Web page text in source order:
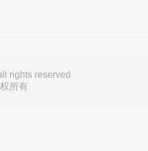
rights reserved
所有